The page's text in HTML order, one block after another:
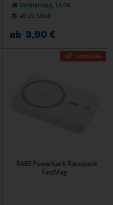
Donnerstag, 13.08.
ab 22 Stück
ab 3,90 €
RABS Powerbank Rabobank
FastMag